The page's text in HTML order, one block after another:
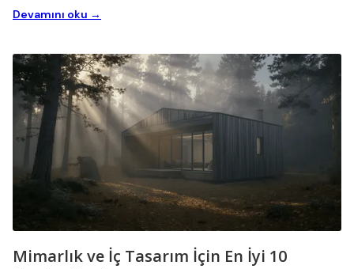
Devamını oku →
Mimarlık ve İç Tasarım İçin En İyi 10